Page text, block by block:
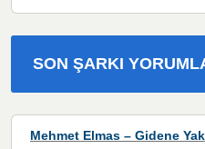
SON ŞARKI
Mehmet Elmas – Gidene